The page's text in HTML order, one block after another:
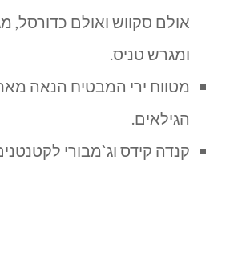
אולם סקווש ואולם כדורסל,
ומגרש טניס.
מטווח ירי המבטיח הנאה
הגילאים.
קנדה קידס וג`מבורי